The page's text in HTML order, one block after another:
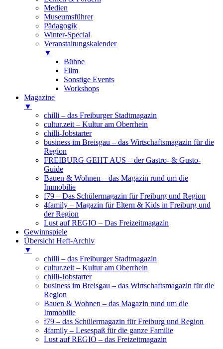
Medien
Museumsführer
Pädagogik
Winter-Special
Veranstaltungskalender
▼
Bühne
Film
Sonstige Events
Workshops
Magazine
▼
chilli – das Freiburger Stadtmagazin
cultur.zeit – Kultur am Oberrhein
chilli-Jobstarter
business im Breisgau – das Wirtschaftsmagazin für die
Region
FREIBURG GEHT AUS – der Gastro- & Gusto-
Guide
Bauen & Wohnen – das Magazin rund um die
Immobilie
f79 – Das Schülermagazin für Freiburg und Region
4family – Magazin für Eltern & Kids in Freiburg und
der Region
Lust auf REGIO – Das Freizeitmagazin
Gewinnspiele
Übersicht Heft-Archiv
▼
chilli – das Freiburger Stadtmagazin
cultur.zeit – Kultur am Oberrhein
chilli-Jobstarter
business im Breisgau – das Wirtschaftsmagazin für die
Region
Bauen & Wohnen – das Magazin rund um die
Immobilie
f79 – das Schülermagazin für Freiburg und Region
4family – Lesespaß für die ganze Familie
Lust auf REGIO – das Freizeitmagazin